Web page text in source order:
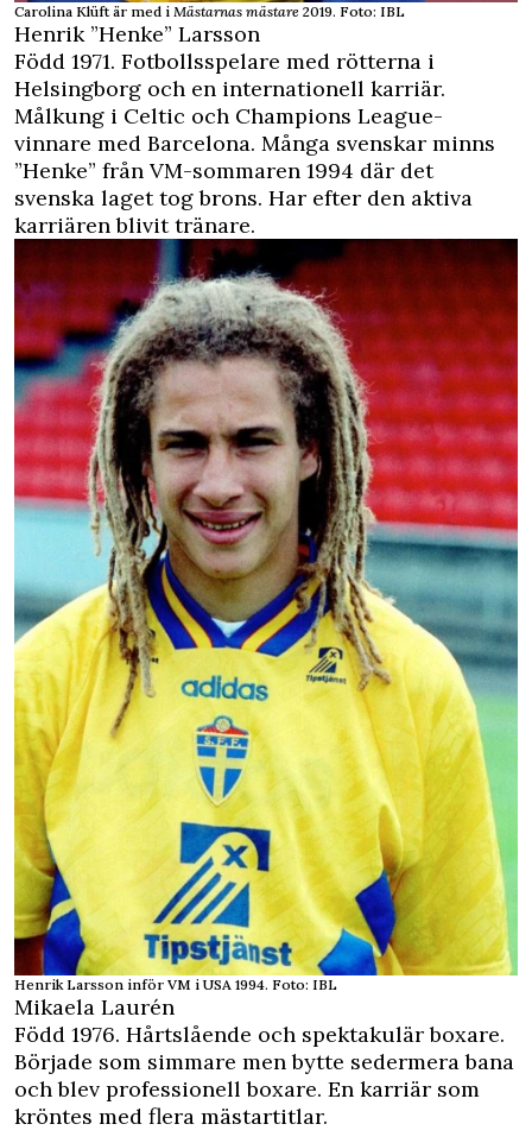
Carolina Klüft är med i Mästarnas mästare 2019. Foto: IBL
Henrik ”Henke” Larsson
Född 1971. Fotbollsspelare med rötterna i
Helsingborg och en internationell karriär.
Målkung i Celtic och Champions League-
vinnare med Barcelona. Många svenskar minns
”Henke” från VM-sommaren 1994 där det
svenska laget tog brons. Har efter den aktiva
karriären blivit tränare.
Henrik Larsson inför VM i USA 1994. Foto: IBL
Mikaela Laurén
Född 1976. Hårtslående och spektakulär boxare.
Började som simmare men bytte sedermera bana
och blev professionell boxare. En karriär som
kröntes med flera mästartitlar.